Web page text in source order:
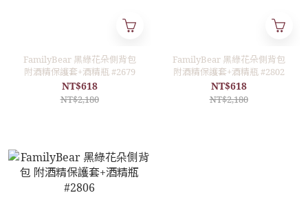
FamilyBear 黑綠花朵側背包
附酒精保護套+酒精瓶 #2679
NT$618
NT$2,180
FamilyBear 黑綠花朵側背包
附酒精保護套+酒精瓶 #2802
NT$618
NT$2,180